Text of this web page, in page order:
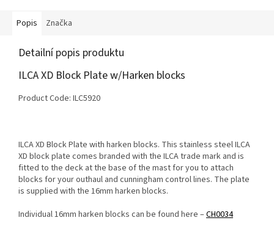
Popis Značka
Detailní popis produktu
ILCA XD Block Plate w/Harken blocks
Product Code: ILC5920
ILCA XD Block Plate with harken blocks. This stainless steel ILCA
XD block plate comes branded with the ILCA trade mark and is
fitted to the deck at the base of the mast for you to attach
blocks for your outhaul and cunningham control lines. The plate
is supplied with the 16mm harken blocks.
Individual 16mm harken blocks can be found here –CH0034